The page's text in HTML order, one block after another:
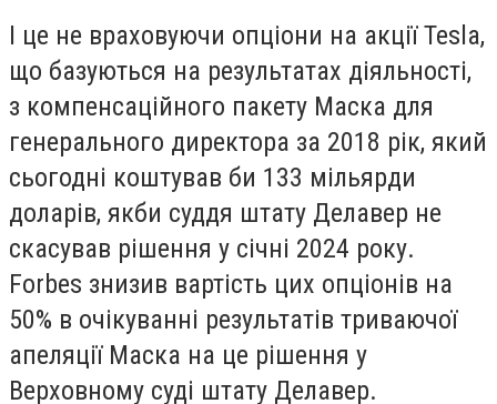
І це не враховуючи опціони на акції Tesla,
що базуються на результатах діяльності,
з компенсаційного пакету Маска для
генерального директора за 2018 рік, який
сьогодні коштував би 133 мільярди
доларів, якби суддя штату Делавер не
скасував рішення у січні 2024 року.
Forbes знизив вартість цих опціонів на
50% в очікуванні результатів триваючої
апеляції Маска на це рішення у
Верховному суді штату Делавер.